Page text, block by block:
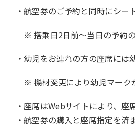
航空券のご予約と同時にシー
搭乗日2日前～当日の予約
幼児をお連れの方の座席には
機材変更により幼児マーク
座席はWebサイトにより、座
航空券の購入と座席指定を済